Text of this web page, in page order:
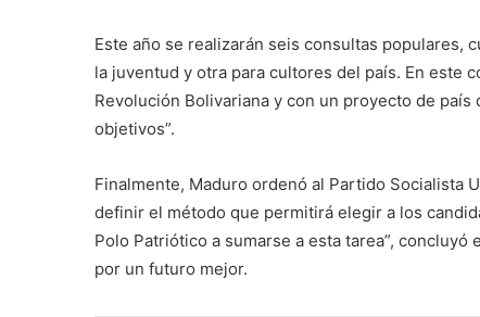
Este año se realizarán seis consultas populares,
la juventud y otra para cultores del país. En este
Revolución Bolivariana y con un proyecto de
objetivos”.
Finalmente, Maduro ordenó al Partido Socialista
definir el método que permitirá elegir a los
Polo Patriótico a sumarse a esta tarea”,
por un futuro mejor.